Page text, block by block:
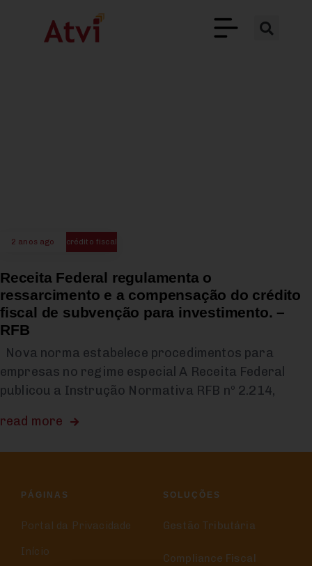
2 anos ago crédito fiscal
Receita Federal regulamenta o
ressarcimento e a compensação do crédito
fiscal de subvenção para investimento. –
RFB
Nova norma estabelece procedimentos para
empresas no regime especial A Receita Federal
publicou a Instrução Normativa RFB nº 2.214,
read more
PÁGINAS
Portal da Privacidade
Início
SOLUÇÕES
Gestão Tributária
Compliance Fiscal